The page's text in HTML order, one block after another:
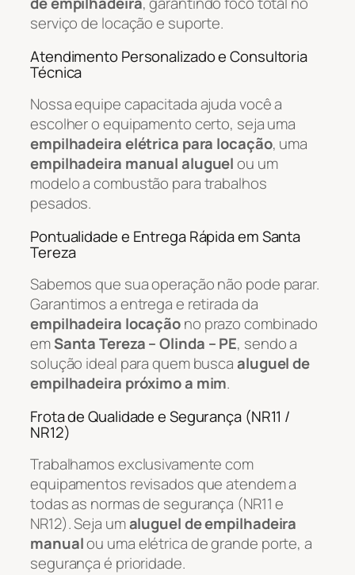
serviço de locação e suporte.
Atendimento Personalizado e Consultoria
Técnica
Nossa equipe capacitada ajuda você a
escolher o equipamento certo, seja uma
empilhadeira elétrica para locação, uma
empilhadeira manual aluguelou um
modelo a combustão para trabalhos
pesados.
Pontualidade e Entrega Rápida em Santa
Tereza
Sabemos que sua operação não pode parar.
Garantimos a entrega e retirada da
empilhadeira locaçãono prazo combinado
emSanta Tereza – Olinda – PE, sendo a
solução ideal para quem buscaaluguel de
empilhadeira próximo a mim.
Frota de Qualidade e Segurança (NR11 /
NR12)
Trabalhamos exclusivamente com
equipamentos revisados que atendem a
todas as normas de segurança (NR11 e
NR12). Seja umaluguel de empilhadeira
manualou uma elétrica de grande porte, a
segurança é prioridade.